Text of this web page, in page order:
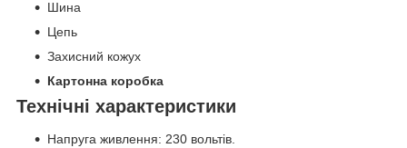
Шина
Цепь
Захисний кожух
Картонна коробка
Технічні характеристики
Напруга живлення: 230 вольтів.